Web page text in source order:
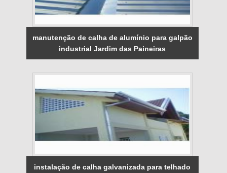
manutenção de calha de alumínio para galpão
industrial Jardim das Paineiras
instalação de calha galvanizada para telhado